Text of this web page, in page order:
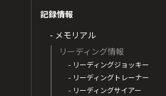
記録情報
- メモリアル
リーディング情報
- リーディングジョッキー
- リーディングトレーナー
- リーディングサイアー